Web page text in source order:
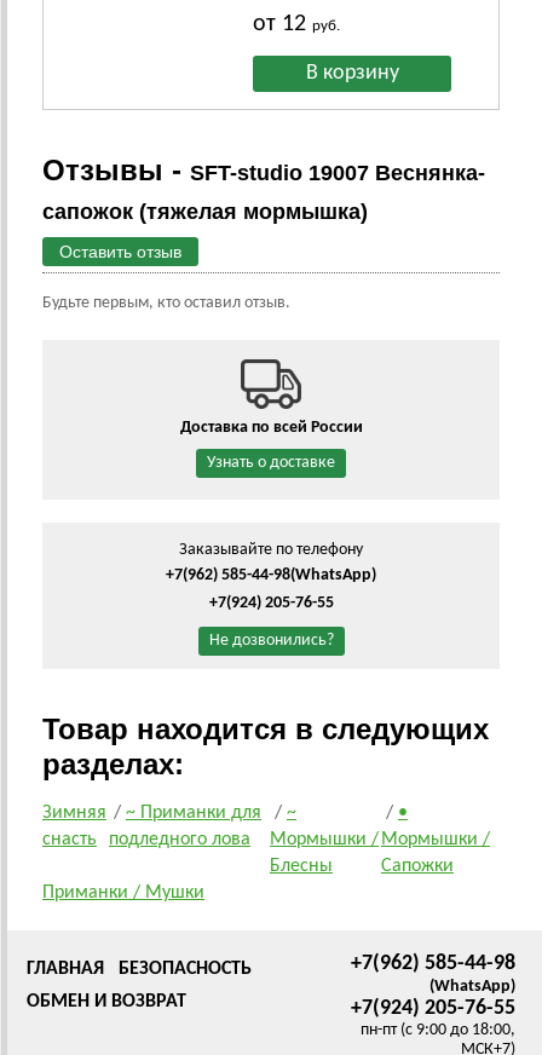
от 12руб.
Отзывы - SFT-studio 19007 Веснянка-
сапожок (тяжелая мормышка)
Оставить отзыв
Будьте первым, кто оставил отзыв.
Доставка по всей России
Узнать о доставке
Заказывайте по телефону
+7(962) 585-44-98(WhatsApp)
+7(924) 205-76-55
Не дозвонились?
Товар находится в следующих
разделах:
Зимняя
снасть
/ ~ Приманки для
подледного лова
/ ~
Мормышки /
Блесны
/ •
Мормышки /
Сапожки
Приманки / Мушки
+7(962) 585-44-98
(WhatsApp)
+7(924) 205-76-55
пн-пт (с 9:00 до 18:00,
МСК+7)
ГЛАВНАЯ
БЕЗОПАСНОСТЬ
ОБМЕН И ВОЗВРАТ